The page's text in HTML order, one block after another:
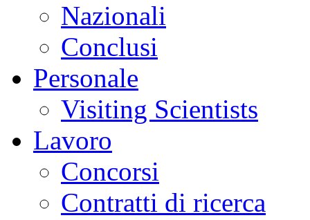
Nazionali
Conclusi
Personale
Visiting Scientists
Lavoro
Concorsi
Contratti di ricerca